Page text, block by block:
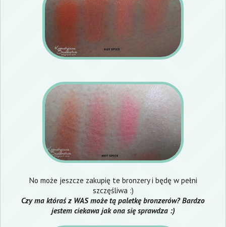
No może jeszcze zakupię te bronzery i będę w pełni
szczęśliwa :)
Czy ma któraś z WAS może tą paletkę bronzerów? Bardzo
jestem ciekawa jak ona się sprawdza :)